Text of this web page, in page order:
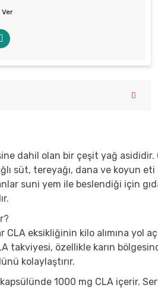
Ver
dahil olan bir çeşit yağ
süt, tereyağı, dana ve koyun
suni yem ile beslendiği için
CLA eksikliğinin kilo alımına
takviyesi, özellikle karın
kolaylaştırır.
kapsülünde 1000 mg CLA içerir.